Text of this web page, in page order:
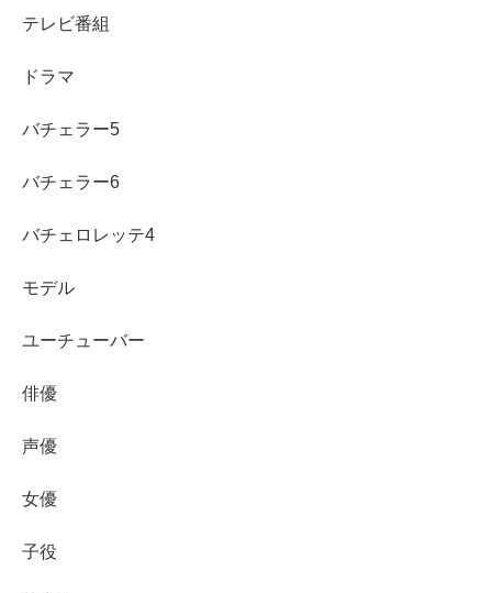
小田美夢さんは、K-POP練習生としての異色の経歴、モ
美しさと、内面からにじみ出る努力家気質。番組を通じ
ん。
テレビ番組
ドラマ
バチェラー5
バチェラー6
バチェロレッテ4
モデル
ユーチューバー
俳優
声優
女優
子役